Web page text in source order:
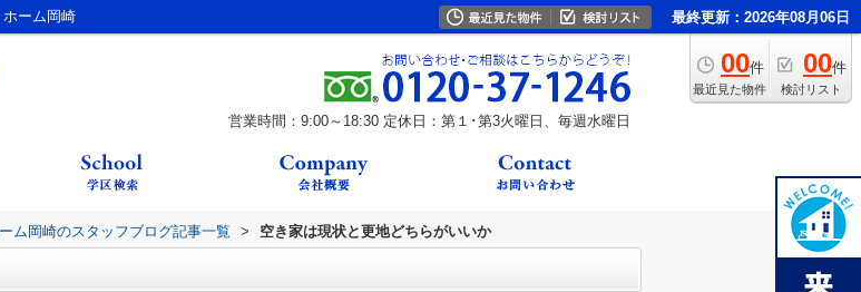
ーム岡崎 最終更新：2026年08月06日
00件
最近見た物件
00件
検討リスト
営業時間：9:00～18:30 定休日：第１･第3火曜日、毎週水曜日
ム岡崎のスタッフブログ記事一覧 > 空き家は現状と更地どちらがいいか